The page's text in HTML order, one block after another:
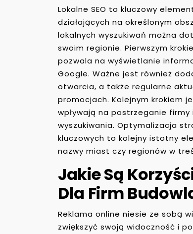
Lokalne SEO to kluczowy
działających na określonym
lokalnych wyszukiwań można
swoim regionie. Pierwszym
pozwala na wyświetlanie
Google. Ważne jest również
otwarcia, a także regularne
promocjach. Kolejnym krokiem
wpływają na postrzeganie
wyszukiwania. Optymalizacja
kluczowych to kolejny istotny
nazwy miast czy regionów w
Jakie Są
Dla Firm
Reklama online niesie ze sobą
zwiększyć swoją widoczność i